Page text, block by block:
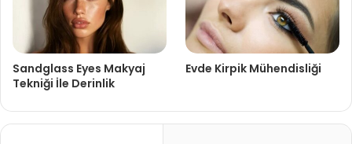
Sandglass Eyes Makyaj
Tekniği İle Derinlik
Evde Kirpik Mühendisliği